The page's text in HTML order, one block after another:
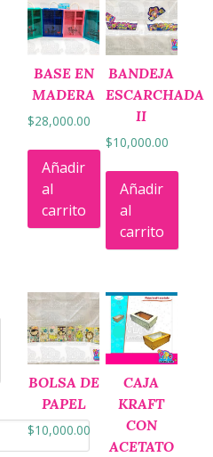
BASE EN
MADERA
$28,000.00
Añadir
al
carrito
BANDEJA
ESCARCHADA
II
$10,000.00
Añadir
al
carrito
BOLSA DE
PAPEL
$10,000.00
CAJA
KRAFT
CON
ACETATO